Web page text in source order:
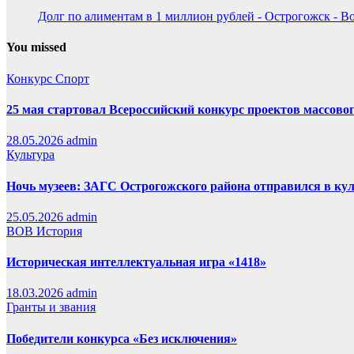
Долг по алиментам в 1 миллион рублей - Острогожск -
You missed
Конкурс Спорт
25 мая стартовал Всероссийский конкурс проектов
28.05.2026 admin
Культура
Ночь музеев: ЗАГС Острогожского района отправился в
25.05.2026 admin
ВОВ История
Историческая интеллектуальная игра «1418»
18.03.2026 admin
Гранты и звания
Победители конкурса «Без исключения»